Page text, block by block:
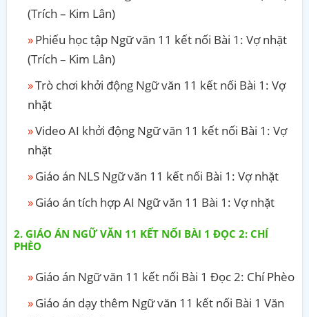
(Trích – Kim Lân)
Phiếu học tập Ngữ văn 11 kết nối Bài 1: Vợ nhặt
(Trích – Kim Lân)
Trò chơi khởi động Ngữ văn 11 kết nối Bài 1: Vợ
nhặt
Video AI khởi động Ngữ văn 11 kết nối Bài 1: Vợ
nhặt
Giáo án NLS Ngữ văn 11 kết nối Bài 1: Vợ nhặt
Giáo án tích hợp AI Ngữ văn 11 Bài 1: Vợ nhặt
GIÁO ÁN NGỮ VĂN 11 KẾT NỐI BÀI 1 ĐỌC 2: CHÍ
PHÈO
Giáo án Ngữ văn 11 kết nối Bài 1 Đọc 2: Chí Phèo
Giáo án dạy thêm Ngữ văn 11 kết nối Bài 1 Văn